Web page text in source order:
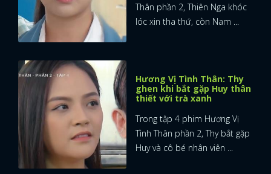
Thân phần 2, Thiên Nga khóc
lóc xin tha thứ, còn Nam ...
Hương Vị Tình Thân: Thy
ghen khi bắt gặp Huy thân
thiết với trà xanh
Trong tập 4 phim Hương Vị
Tình Thân phần 2, Thy bắt gặp
Huy và cô bé nhân viên ...